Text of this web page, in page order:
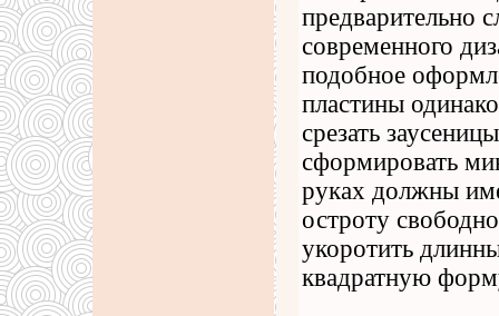
предварительно
современного
подобное
пластины
срезать
сформировать
руках должны
остроту
укоротить
квадратную